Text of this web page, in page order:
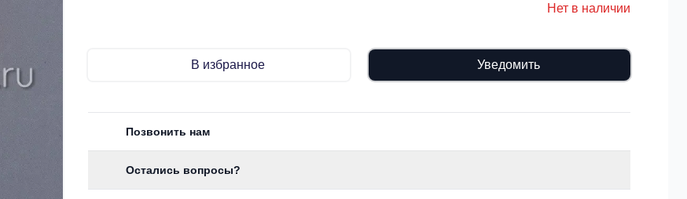
Нет в наличии
В избранное Уведомить
Позвонить нам
Остались вопросы?